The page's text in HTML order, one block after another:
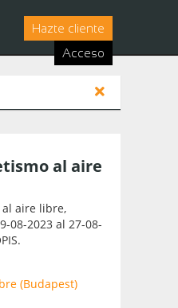
Hazte cliente
Acceso
al aire
al aire libre,
08-2023 al 27-08-
(Budapest)